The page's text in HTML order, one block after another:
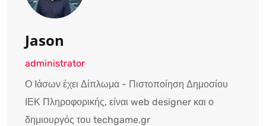
Jason
administrator
Ο Ιάσων έχει Δίπλωμα - Πιστοποίηση Δημοσίου
ΙΕΚ Πληροφορικής, είναι web designer και ο
δημιουργός του techgame.gr